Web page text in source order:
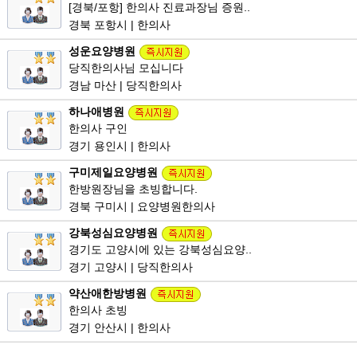
[경북/포항] 한의사 진료과장님 증원..
경북 포항시 | 한의사
성운요양병원
당직한의사님 모십니다
경남 마산 | 당직한의사
하나애병원
한의사 구인
경기 용인시 | 한의사
구미제일요양병원
한방원장님을 초빙합니다.
경북 구미시 | 요양병원한의사
강북성심요양병원
경기도 고양시에 있는 강북성심요양..
경기 고양시 | 당직한의사
약산애한방병원
한의사 초빙
경기 안산시 | 한의사